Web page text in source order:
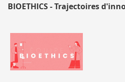
BIOETHICS - Trajectoires